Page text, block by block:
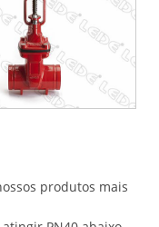
produtos mais